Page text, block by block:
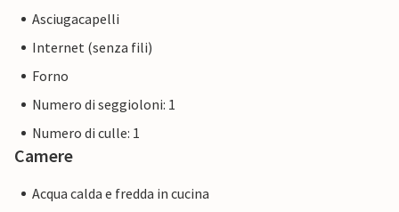
Asciugacapelli
Internet (senza fili)
Forno
Numero di seggioloni: 1
Numero di culle: 1
Camere
Acqua calda e fredda in cucina